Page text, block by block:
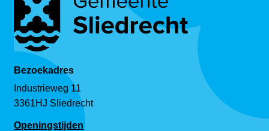
Bezoekadres
Industrieweg 11
3361HJ Sliedrecht
Openingstijden